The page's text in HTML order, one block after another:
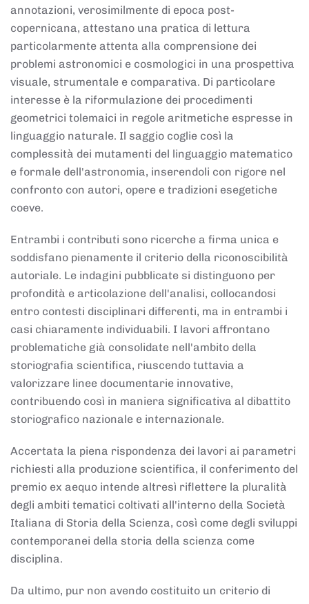
annotazioni, verosimilmente di epoca post-
copernicana, attestano una pratica di lettura
particolarmente attenta alla comprensione dei
problemi astronomici e cosmologici in una prospettiva
visuale, strumentale e comparativa. Di particolare
interesse è la riformulazione dei procedimenti
geometrici tolemaici in regole aritmetiche espresse in
linguaggio naturale. Il saggio coglie così la
complessità dei mutamenti del linguaggio matematico
e formale dell'astronomia, inserendoli con rigore nel
confronto con autori, opere e tradizioni esegetiche
coeve.
Entrambi i contributi sono ricerche a firma unica e
soddisfano pienamente il criterio della riconoscibilità
autoriale. Le indagini pubblicate si distinguono per
profondità e articolazione dell'analisi, collocandosi
entro contesti disciplinari differenti, ma in entrambi i
casi chiaramente individuabili. I lavori affrontano
problematiche già consolidate nell'ambito della
storiografia scientifica, riuscendo tuttavia a
valorizzare linee documentarie innovative,
contribuendo così in maniera significativa al dibattito
storiografico nazionale e internazionale.
Accertata la piena rispondenza dei lavori ai parametri
richiesti alla produzione scientifica, il conferimento del
premio ex aequo intende altresì riflettere la pluralità
degli ambiti tematici coltivati all'interno della Società
Italiana di Storia della Scienza, così come degli sviluppi
contemporanei della storia della scienza come
disciplina.
Da ultimo, pur non avendo costituito un criterio di